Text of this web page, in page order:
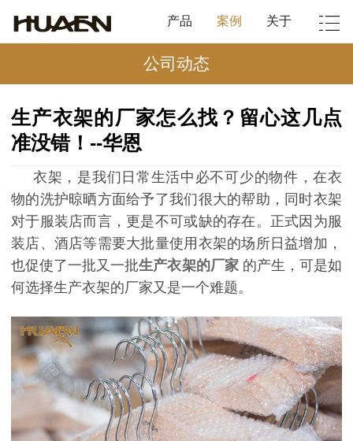
产品 案例 关于
公司动态
生产衣架的厂家怎么找？留心这几点
准没错！--华恩
衣架，是我们日常生活中必不可少的物件，在衣
物的洗护晾晒方面给予了我们很大的帮助，同时衣架
对于服装店而言，更是不可或缺的存在。正式因为服
装店、酒店等需要大批量使用衣架的场所日益增加，
也促使了一批又一批生产衣架的厂家 的产生，可是如
何选择生产衣架的厂家又是一个难题。